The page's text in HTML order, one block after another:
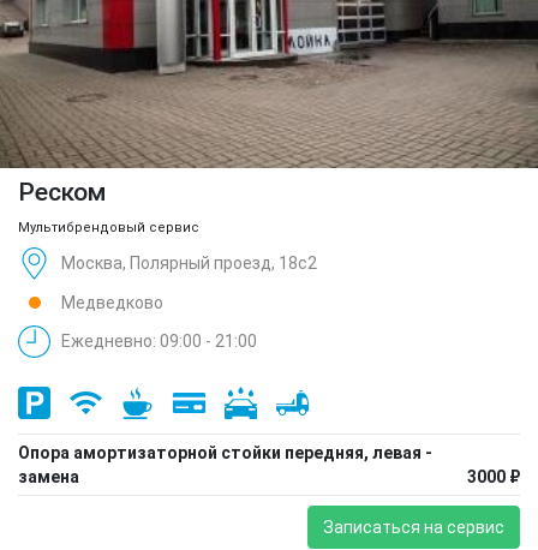
Реском
Мультибрендовый сервис
Москва, Полярный проезд, 18с2
Медведково
Ежедневно: 09:00 - 21:00
Опора амортизаторной стойки передняя, левая -
замена
3000 ₽
Записаться на сервис